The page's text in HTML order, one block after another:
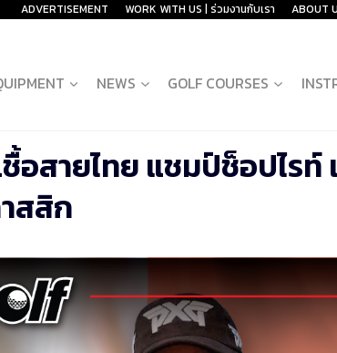
ADVERTISEMENT WORK WITH US | ร่วมงานกับเรา ABOUT
NEWS GOLF COURSES
อสายไทย แชมป์ช็อปไรท์
สสิก